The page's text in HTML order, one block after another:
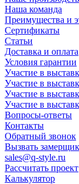
Наша команда
Преимущества и
Сертификаты
Статьи
Доставка и оплата
Условия гарантии
Участие в
Участие в
Участие в
Участие в
Вопросы-ответы
Контакты
Обратный звонок
Вызвать
sales@q-style.ru
Рассчитать проект
Калькулятор